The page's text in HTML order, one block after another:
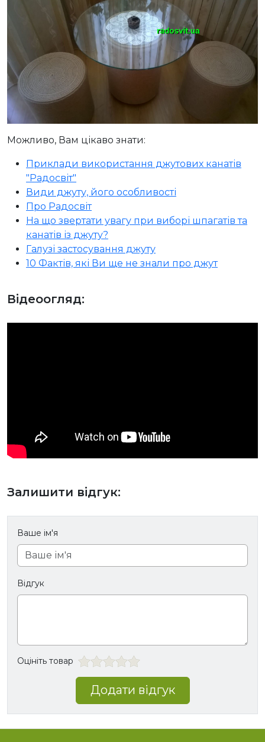
Можливо, Вам цікаво знати:
Приклади використання джутових канатів
"Радосвіт"
Види джуту, його особливості
Про Радосвіт
На що звертати увагу при виборі шпагатів та
канатів із джуту?
Галузі застосування джуту
10 Фактів, які Ви ще не знали про джут
Відеоогляд:
Залишити відгук:
Ваше ім'я
Відгук
Оцініть товар
Додати відгук